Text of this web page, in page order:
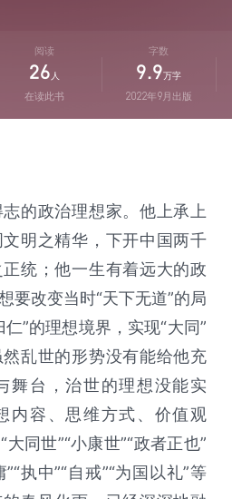
阅读
26 人
在读此书
字数
9.9 万字
2022年9月出版
的政治理想家。他上承上
明之精华，下开中国两千
统；他一生有着远大的政
要改变当时“天下无道”的局
”的理想境界，实现“大同”
乱世的形势没有能给他充
舞台，治世的理想没能实
内容、思维方式、价值观
同世”“小康世”“政者正也”
执中”“自戒”“为国以礼”等